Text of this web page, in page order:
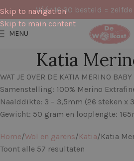
Skip to navigation
Skip to main content
Vóór 16:30 besteld =
MENU
Katia
WAT JE OVER DE KATIA MERINO
Samenstelling: 100% Merino
Naalddikte: 3 – 3,5mm (26 steken x
Gewicht: 50 gram en looplengte:
Home Wol en garens Katia Katia
Toont alle 57 resultaten